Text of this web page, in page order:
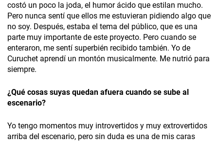
costó un poco la joda, el humor ácido que estilan mucho.
Pero nunca sentí que ellos me estuvieran pidiendo algo que
no soy. Después, estaba el tema del público, que es una
parte muy importante de este proyecto. Pero cuando se
enteraron, me sentí superbién recibido también. Yo de
Curuchet aprendí un montón musicalmente. Me nutrió para
siempre.
¿Qué cosas suyas quedan afuera cuando se sube al
escenario?
Yo tengo momentos muy introvertidos y muy extrovertidos
arriba del escenario, pero sin duda es una de mis caras